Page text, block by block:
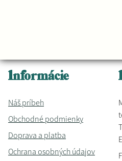
Informácie
Náš príbeh
Obchodné podmienky
Doprava a platba
Ochrana osobných údajov